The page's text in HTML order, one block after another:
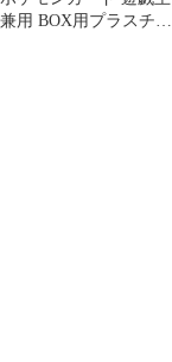
兼用 BOX用プラスチッ